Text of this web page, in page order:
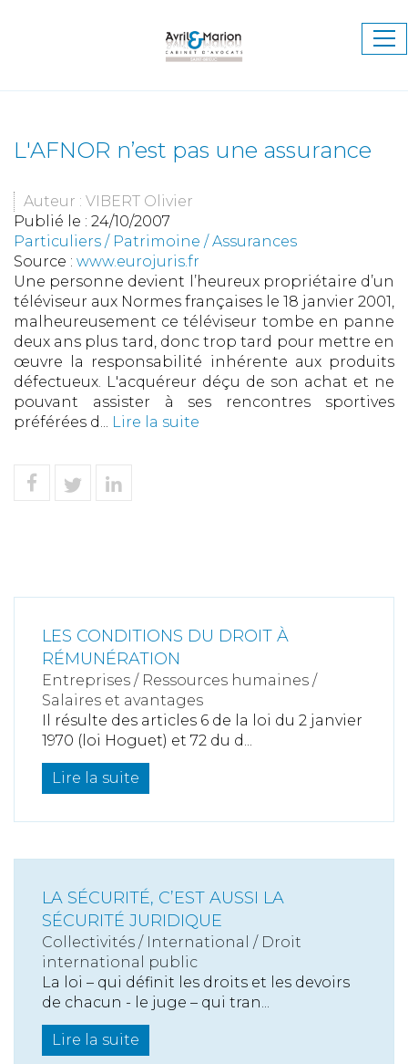
L'AFNOR n’est pas une assurance
Auteur : VIBERT Olivier
Publié le : 24/10/2007
Particuliers / Patrimoine /Assurances
Source : www.eurojuris.fr
Une personne devient l’heureux propriétaire d’un
téléviseur aux Normes françaises le 18 janvier 2001,
malheureusement ce téléviseur tombe en panne
deux ans plus tard, donc trop tard pour mettre en
œuvre la responsabilité inhérente aux produits
défectueux. L'acquéreur déçu de son achat et ne
pouvant assister à ses rencontres sportives
préférées d... Lire la suite
LES CONDITIONS DU DROIT À
RÉMUNÉRATION
Entreprises / Ressources humaines /
Salaires et avantages
Il résulte des articles 6 de la loi du 2 janvier
1970 (loi Hoguet) et 72 du d...
Lire la suite
LA SÉCURITÉ, C’EST AUSSI LA
SÉCURITÉ JURIDIQUE
Collectivités / International / Droit
international public
La loi – qui définit les droits et les devoirs
de chacun - le juge – qui tran...
Lire la suite